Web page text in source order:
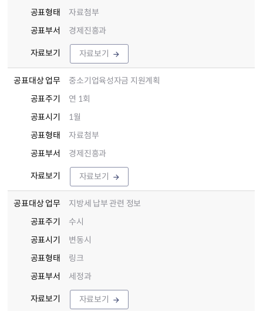
공표형태
자료첨부
공표부서
경제진흥과
자료보기 자료보기
공표대상 업무
중소기업육성자금 지원계획
공표주기
연 1회
공표시기
1월
공표형태
자료첨부
공표부서
경제진흥과
자료보기 자료보기
공표대상 업무
지방세 납부 관련 정보
공표주기
수시
공표시기
변동시
공표형태
링크
공표부서
세정과
자료보기 자료보기